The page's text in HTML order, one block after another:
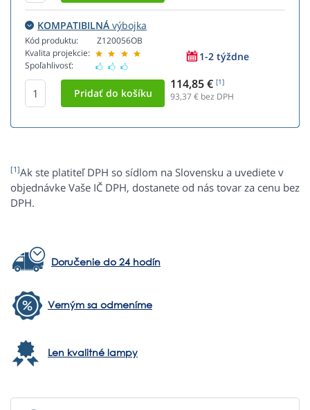
KOMPATIBILNÁ výbojka
Kód produktu:
Kvalita projekcie:
Spoľahlivosť:
Z120056OB
1-2 týždne
114,85 € [1]
93,37 € bez DPH
[1]Ak ste platiteľ DPH so sídlom na Slovensku a uvediete v
objednávke Vaše IČ DPH, dostanete od nás tovar za cenu bez
DPH.
Doručenie do 24 hodín
Verným sa odmeníme
Len kvalitné lampy